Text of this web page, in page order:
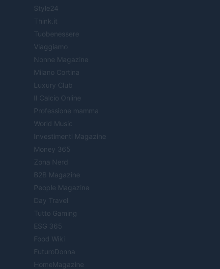
Style24
Think.it
Tuobenessere
Viaggiamo
Nonne Magazine
Milano Cortina
Luxury Club
Il Calcio Online
Professione mamma
World Music
Investimenti Magazine
Money 365
Zona Nerd
B2B Magazine
People Magazine
Day Travel
Tutto Gaming
ESG 365
Food Wiki
FuturoDonna
HomeMagazine